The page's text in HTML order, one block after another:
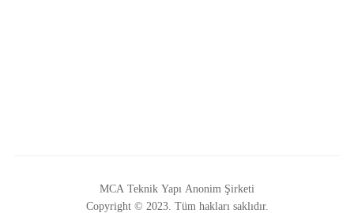
MCA Teknik Yapı Anonim Şirketi
Copyright © 2023. Tüm hakları saklıdır.